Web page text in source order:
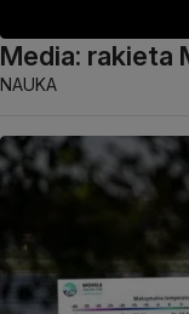
Media: rakieta
NAUKA